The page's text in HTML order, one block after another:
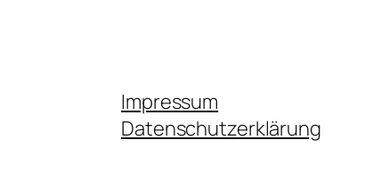
Impressum
Datenschutzerklärung